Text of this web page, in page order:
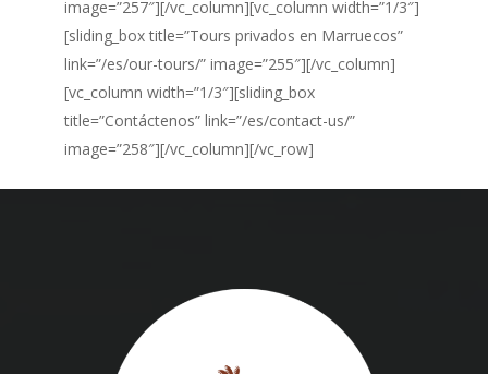
image=”257″][/vc_column][vc_column width=”1/3″]
[sliding_box title=”Tours privados en Marruecos”
link=”/es/our-tours/” image=”255″][/vc_column]
[vc_column width=”1/3″][sliding_box
title=”Contáctenos” link=”/es/contact-us/”
image=”258″][/vc_column][/vc_row]